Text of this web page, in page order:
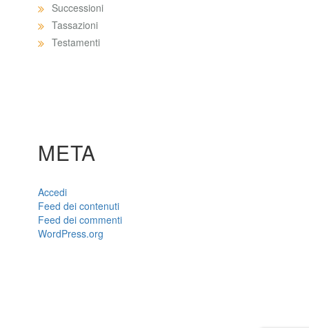
Successioni
Tassazioni
Testamenti
META
Accedi
Feed dei contenuti
Feed dei commenti
WordPress.org